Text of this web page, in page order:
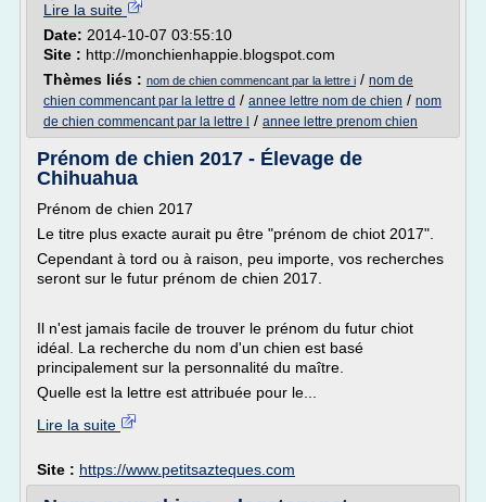
Lire la suite
Date: 2014-10-07 03:55:10
Site : http://monchienhappie.blogspot.com
Thèmes liés : nom de chien commencant par la lettre i / nom de
chien commencant par la lettre d / annee lettre nom de chien / nom
de chien commencant par la lettre l
/ annee lettre prenom chien
Prénom de chien 2017 - Élevage de
Chihuahua
Prénom de chien 2017
Le titre plus exacte aurait pu être "prénom de chiot 2017".
Cependant à tord ou à raison, peu importe, vos recherches
seront sur le futur prénom de chien 2017.
Il n'est jamais facile de trouver le prénom du futur chiot
idéal. La recherche du nom d'un chien est basé
principalement sur la personnalité du maître.
Quelle est la lettre est attribuée pour le...
Lire la suite
Site : https://www.petitsazteques.com